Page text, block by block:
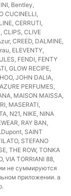
Bentley,
CUCINELLI,
CERRUTI,
CLIPS, CLIVE
CREED, DALMINE,
ELEVENTY,
FENDI, FENTY
GLOW RECIPE,
JOHN DALIA,
PERFUMES,
MAISON MAISSA,
MASERATI,
N21, NIKE, NINA
RAY BAN,
SAINT
STEFANO
THE ROW, TONKA
VIA TORRIANI 88,
не суммируются
приложении. а